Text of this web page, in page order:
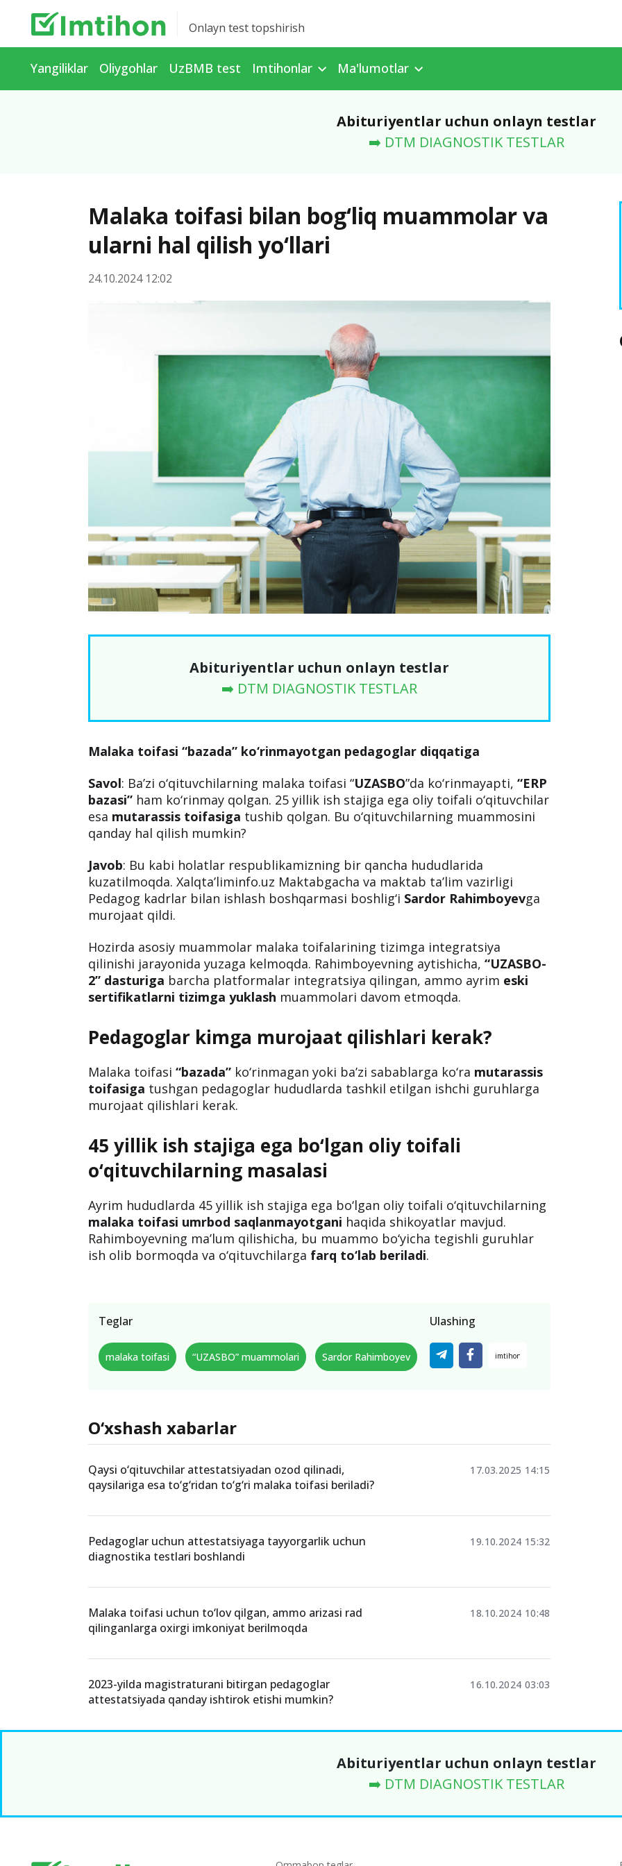
Onlayn test topshirish
Yangiliklar Oliygohlar UzBMB test Imtihonlar Ma'lumotlar
Abituriyentlar uchun onlayn testlar
➡️ DTM DIAGNOSTIK TESTLAR
Malaka toifasi bilan bog‘liq muammolar va
ularni hal qilish yo‘llari
24.10.2024 12:02
Abituriyentlar uchun onlayn testlar
➡️ DTM DIAGNOSTIK TESTLAR
Malaka toifasi “bazada” ko‘rinmayotgan pedagoglar diqqatiga
Savol: Ba’zi o‘qituvchilarning malaka toifasi “UZASBO”da ko‘rinmayapti,“ERP
bazasi” ham ko‘rinmay qolgan. 25 yillik ish stajiga ega oliy toifali o‘qituvchilar
esa mutarassis toifasiga tushib qolgan. Bu o‘qituvchilarning muammosini
qanday hal qilish mumkin?
Javob: Bu kabi holatlar respublikamizning bir qancha hududlarida
kuzatilmoqda. Xalqta’liminfо.uz Maktabgacha va maktab ta’lim vazirligi
Pedagog kadrlar bilan ishlash boshqarmasi boshlig‘i Sardor Rahimboyevga
murojaat qildi.
Hozirda asosiy muammolar malaka toifalarining tizimga integratsiya
qilinishi jarayonida yuzaga kelmoqda. Rahimboyevning aytishicha,“UZASBO-
2” dasturiga barcha platformalar integratsiya qilingan, ammo ayrim eski
sertifikatlarni tizimga yuklash muammolari davom etmoqda.
Pedagoglar kimga murojaat qilishlari kerak?
Malaka toifasi“bazada” ko‘rinmagan yoki ba’zi sabablarga ko‘ra mutarassis
toifasiga tushgan pedagoglar hududlarda tashkil etilgan ishchi guruhlarga
murojaat qilishlari kerak.
45 yillik ish stajiga ega bo‘lgan oliy toifali
o‘qituvchilarning masalasi
Ayrim hududlarda 45 yillik ish stajiga ega bo‘lgan oliy toifali o‘qituvchilarning
malaka toifasi umrbod saqlanmayotgani haqida shikoyatlar mavjud.
Rahimboyevning ma’lum qilishicha, bu muammo bo‘yicha tegishli guruhlar
ish olib bormoqda va o‘qituvchilarga farq to‘lab beriladi.
Teglar
malaka toifasi “UZASBO” muammolari Sardor Rahimboyev
Ulashing
O‘xshash xabarlar
Qaysi o‘qituvchilar attestatsiyadan ozod qilinadi,
qaysilariga esa to‘g‘ridan to‘g‘ri malaka toifasi beriladi?
17.03.2025 14:15
Pedagoglar uchun attestatsiyaga tayyorgarlik uchun
diagnostika testlari boshlandi
19.10.2024 15:32
Malaka toifasi uchun to‘lov qilgan, ammo arizasi rad
qilinganlarga oxirgi imkoniyat berilmoqda
18.10.2024 10:48
2023-yilda magistraturani bitirgan pedagoglar
attestatsiyada qanday ishtirok etishi mumkin?
16.10.2024 03:03
Abituriyentlar uchun onlayn testlar
➡️ DTM DIAGNOSTIK TESTLAR